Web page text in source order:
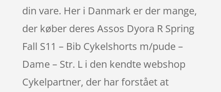
din vare. Her i Danmark er der mange,
der køber deres Assos Dyora R Spring
Fall S11 – Bib Cykelshorts m/pude –
Dame – Str. L i den kendte webshop
Cykelpartner, der har forstået at